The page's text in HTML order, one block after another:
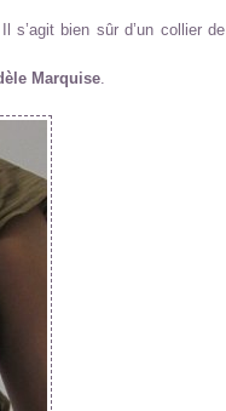
bien sûr d’un collier de
Marquise.